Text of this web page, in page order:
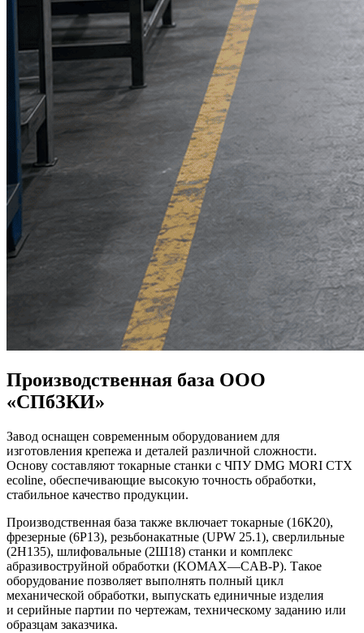
Производственная база ООО
«СПбЗКИ»
Завод оснащен современным оборудованием для
изготовления крепежа и деталей различной сложности.
Основу составляют токарные станки с ЧПУ DMG MORI CTX
ecoline, обеспечивающие высокую точность обработки,
стабильное качество продукции.
Производственная база также включает токарные (16К20),
фрезерные (6Р13), резьбонакатные (UPW 25.1), сверлильные
(2Н135), шлифовальные (2Ш18) станки и комплекс
абразивоструйной обработки (KOMAX—CAB-Р). Такое
оборудование позволяет выполнять полный цикл
механической обработки, выпускать единичные изделия
и серийные партии по чертежам, техническому заданию или
образцам заказчика.